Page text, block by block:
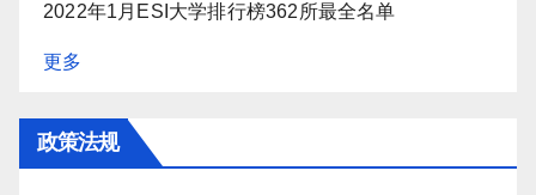
2022年1月ESI大学排行榜362所最全名单
更多
政策法规